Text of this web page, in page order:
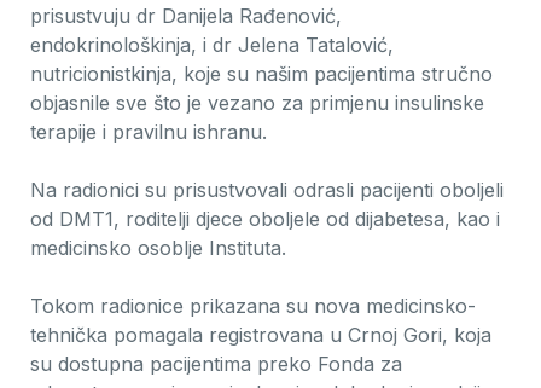
prisustvuju dr Danijela Rađenović,
endokrinološkinja, i dr Jelena Tatalović,
nutricionistkinja, koje su našim pacijentima stručno
objasnile sve što je vezano za primjenu insulinske
terapije i pravilnu ishranu.
Na radionici su prisustvovali odrasli pacijenti oboljeli
od DMT1, roditelji djece oboljele od dijabetesa, kao i
medicinsko osoblje Instituta.
Tokom radionice prikazana su nova medicinsko-
tehnička pomagala registrovana u Crnoj Gori, koja
su dostupna pacijentima preko Fonda za